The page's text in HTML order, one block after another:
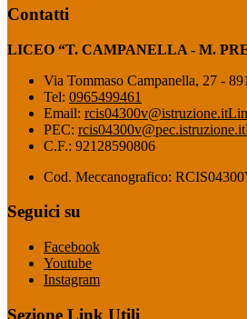
Contatti
LICEO “T. CAMPANELLA - M.
Via Tommaso Campanella, 27 -
Tel: 0965499461
Email: rcis04300v@istruzione.it
PEC: rcis04300v@pec.istruzione.it
C.F.: 92128590806
Cod. Meccanografico:
Seguici su
Facebook
Youtube
Instagram
Sezione Link Utili